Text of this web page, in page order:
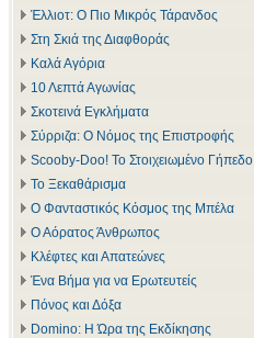
Έλλιοτ: Ο Πιο Μικρός Τάρανδος
Στη Σκιά της Διαφθοράς
Καλά Αγόρια
10 Λεπτά Αγωνίας
Σκοτεινά Εγκλήματα
Σύρριζα: Ο Νόμος της Επιστροφής
Scooby-Doo! Το Στοιχειωμένο Γήπεδο
Το Ξεκαθάρισμα
Ο Φανταστικός Κόσμος της Μπέλα
Ο Αόρατος Άνθρωπος
Κλέφτες και Απατεώνες
Ένα Βήμα για να Ερωτευτείς
Πόνος και Δόξα
Domino: Η Ώρα της Εκδίκησης